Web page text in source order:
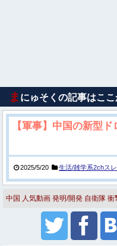
ま にゅそくの記事はこ
【軍事】中国の新型
2025/5/20 生活/雑学系2chスレ
中国 人気動画 発明/開発 自衛隊 衝